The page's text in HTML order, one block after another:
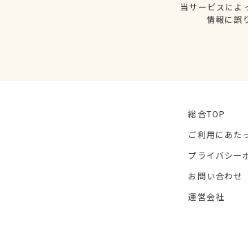
当サービスによ
情報に誤
総合TOP
ご利用にあた
プライバシー
お問い合わせ
運営会社